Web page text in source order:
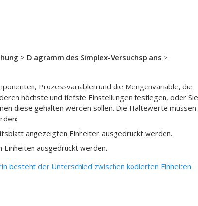
> Diagramm des Simplex-Versuchsplans >
Prozessvariablen und die Mengenvariable, die
höchste und tiefste Einstellungen festlegen, oder Sie
diese gehalten werden sollen. Die Haltewerte müssen
angezeigten Einheiten ausgedrückt werden.
ausgedrückt werden.
besteht der Unterschied zwischen kodierten Einheiten